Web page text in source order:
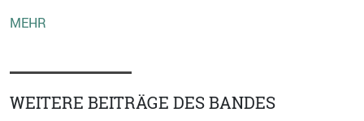
MEHR
WEITERE BEITRÄGE DES BANDES